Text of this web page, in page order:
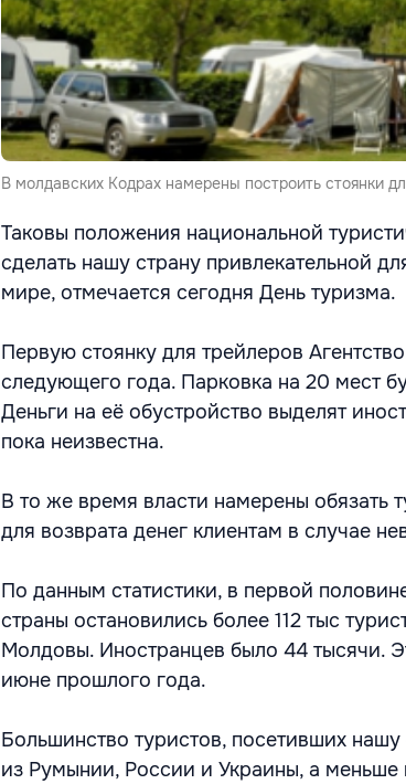
В молдавских Кодрах намерены построить стоянки
Таковы положения национальной
сделать нашу страну привлекательной
мире, отмечается сегодня День туризма.
Первую стоянку для трейлеров
следующего года. Парковка на 20 мест
Деньги на её обустройство выделят
пока неизвестна.
В то же время власти намерены обязать
для возврата денег клиентам в случае
По данным статистики, в первой
страны остановились более 112 тыс
Молдовы. Иностранцев было 44 тысячи.
июне прошлого года.
Большинство туристов, посетивших
из Румынии, России и Украины, а